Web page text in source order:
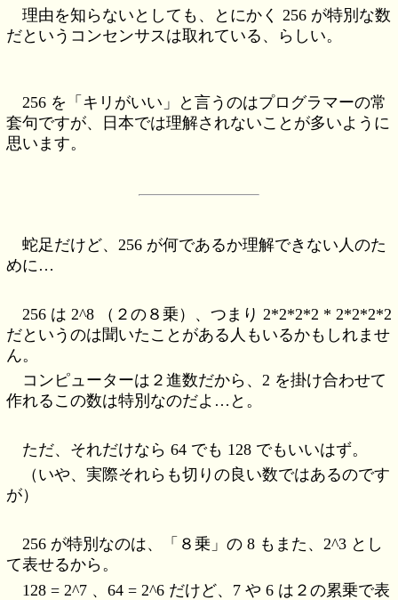
理由を知らないとしても、とにかく 256 が特別な数
だというコンセンサスは取れている、らしい。
256 を「キリがいい」と言うのはプログラマーの常
套句ですが、日本では理解されないことが多いように
思います。
蛇足だけど、256 が何であるか理解できない人のた
めに…
256 は 2^8 （２の８乗）、つまり 2*2*2*2 * 2*2*2*2
だというのは聞いたことがある人もいるかもしれませ
ん。
コンピューターは２進数だから、2 を掛け合わせて
作れるこの数は特別なのだよ…と。
ただ、それだけなら 64 でも 128 でもいいはず。
（いや、実際それらも切りの良い数ではあるのです
が）
256 が特別なのは、「８乗」の 8 もまた、2^3 とし
て表せるから。
128 = 2^7 、64 = 2^6 だけど、7 や 6 は２の累乗で表